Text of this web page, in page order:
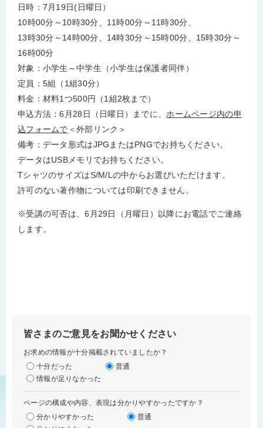
日時：7月19日(日曜日）
10時00分～10時30分、11時00分～11時30分、
13時30分～14時00分、14時30分～15時00分、15時30分～
16時00分
対象：小学生～中学生（小学生は保護者同伴）
定員：5組（1組30分）
料金：材料1つ500円（1組2枚まで）
申込方法：6月28日（日曜日）までに、 ホームページ内の申
込フォームで ＜外部リンク＞
備考：データ形式はJPGまたはPNGでお持ちください。
データはUSBメモリでお持ちください。
TシャツのサイズはS/M/Lの中からお選びいただけます。
許可のない著作物については印刷できません。
※受講の可否は、6月29日（月曜日）以降にお電話でご連絡
します。
皆さまのご意見をお聞かせください
お求めの情報が十分掲載されていましたか？
十分だった
普通
情報が足りなかった
ページの構成や内容、表現は分かりやすかったですか？
分かりやすかった
普通